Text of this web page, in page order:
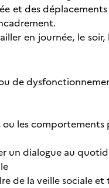
et des
en journée, le
de
ou les
un dialogue au
de la veille sociale